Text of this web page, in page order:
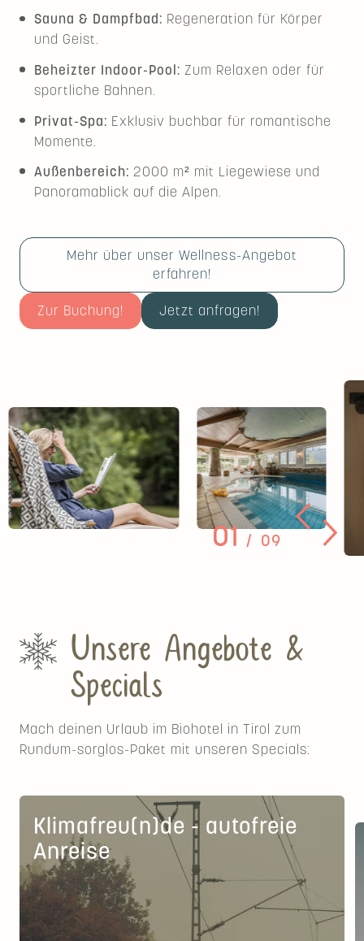
Sauna & Dampfbad: Regeneration für Körper
und Geist.
Beheizter Indoor-Pool: Zum Relaxen oder für
sportliche Bahnen.
Privat-Spa: Exklusiv buchbar für romantische
Momente.
Außenbereich: 2000 m² mit Liegewiese und
Panoramablick auf die Alpen.
Mehr über unser Wellness-Angebot
erfahren!
Zur Buchung! Jetzt anfragen!
01 09
Unsere Angebote &
Specials
Mach deinen Urlaub im Biohotel in Tirol zum
Rundum-sorglos-Paket mit unseren Specials:
Klimafreu(n)de - autofreie
Anreise